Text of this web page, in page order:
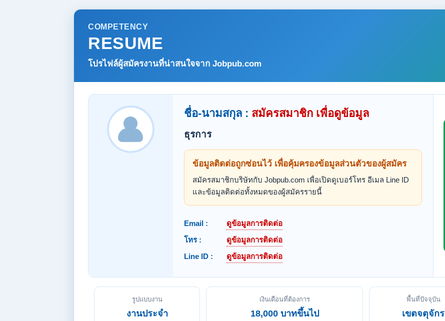
COMPETENCY
RESUME
โปรไฟล์ผู้สมัครงานที่น่าสนใจจาก Jobpub.com
ชื่อ-นามสกุล : สมัครสมาชิก เพื่อดูข้อมูล
ธุรการ
ข้อมูลติดต่อถูกซ่อนไว้ เพื่อคุ้มครองข้อมูลส่วนตัวของผู้สมัคร
สมัครสมาชิกบริษัทกับ Jobpub.com เพื่อเปิดดูเบอร์โทร อีเมล Line ID
และข้อมูลติดต่อทั้งหมดของผู้สมัครรายนี้
Email :
ดูข้อมูลการติดต่อ
โทร :
ดูข้อมูลการติดต่อ
Line ID :
ดูข้อมูลการติดต่อ
รูปแบบงาน
งานประจำ
เงินเดือนที่ต้องการ
18,000 บาทขึ้นไป
พื้นที่ปัจจุบัน
เขตจตุจักร